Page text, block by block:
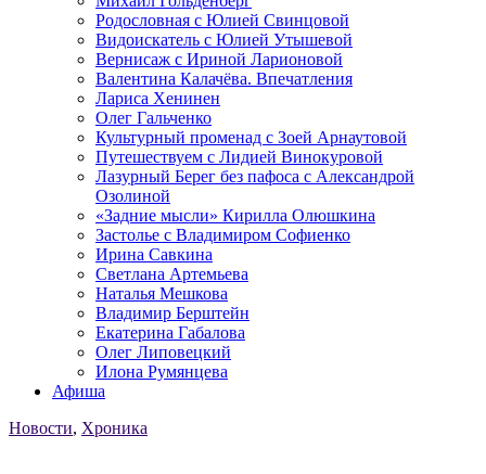
Родословная с Юлией Свинцовой
Видоискатель с Юлией Утышевой
Вернисаж с Ириной Ларионовой
Валентина Калачёва. Впечатления
Лариса Хенинен
Олег Гальченко
Культурный променад с Зоей Арнаутовой
Путешествуем с Лидией Винокуровой
Лазурный Берег без пафоса с Александрой
Озолиной
«Задние мысли» Кирилла Олюшкина
Застолье с Владимиром Софиенко
Ирина Савкина
Светлана Артемьева
Наталья Мешкова
Владимир Берштейн
Екатерина Габалова
Олег Липовецкий
Илона Румянцева
Афиша
Новости, Хроника